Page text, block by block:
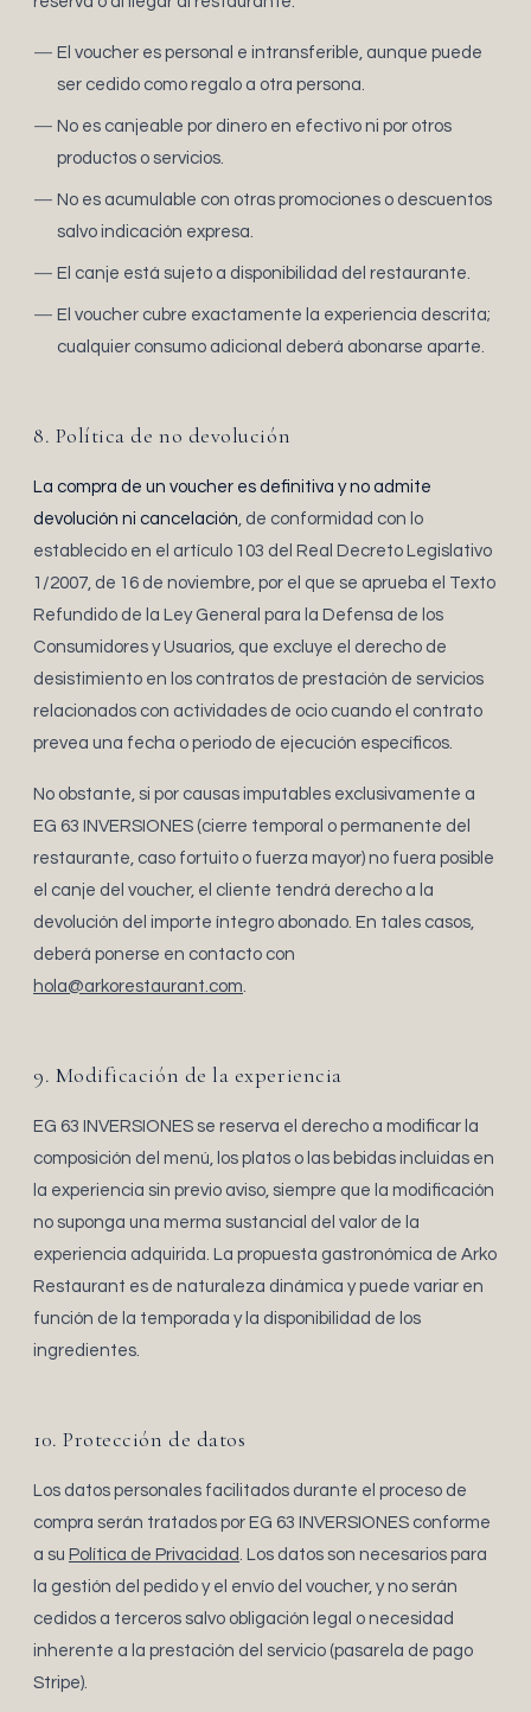
El voucher es personal e intransferible, aunque puede
ser cedido como regalo a otra persona.
No es canjeable por dinero en efectivo ni por otros
productos o servicios.
No es acumulable con otras promociones o descuentos
salvo indicación expresa.
El canje está sujeto a disponibilidad del restaurante.
El voucher cubre exactamente la experiencia descrita;
cualquier consumo adicional deberá abonarse aparte.
8. Política de no devolución
La compra de un voucher es definitiva y no admite
devolución ni cancelación, de conformidad con lo
establecido en el artículo 103 del Real Decreto Legislativo
1/2007, de 16 de noviembre, por el que se aprueba el Texto
Refundido de la Ley General para la Defensa de los
Consumidores y Usuarios, que excluye el derecho de
desistimiento en los contratos de prestación de servicios
relacionados con actividades de ocio cuando el contrato
prevea una fecha o periodo de ejecución específicos.
No obstante, si por causas imputables exclusivamente a
EG 63 INVERSIONES (cierre temporal o permanente del
restaurante, caso fortuito o fuerza mayor) no fuera posible
el canje del voucher, el cliente tendrá derecho a la
devolución del importe íntegro abonado. En tales casos,
deberá ponerse en contacto con
hola@arkorestaurant.com.
9. Modificación de la experiencia
EG 63 INVERSIONES se reserva el derecho a modificar la
composición del menú, los platos o las bebidas incluidas en
la experiencia sin previo aviso, siempre que la modificación
no suponga una merma sustancial del valor de la
experiencia adquirida. La propuesta gastronómica de Arko
Restaurant es de naturaleza dinámica y puede variar en
función de la temporada y la disponibilidad de los
ingredientes.
10. Protección de datos
Los datos personales facilitados durante el proceso de
compra serán tratados por EG 63 INVERSIONES conforme
a su Política de Privacidad. Los datos son necesarios para
la gestión del pedido y el envío del voucher, y no serán
cedidos a terceros salvo obligación legal o necesidad
inherente a la prestación del servicio (pasarela de pago
Stripe).